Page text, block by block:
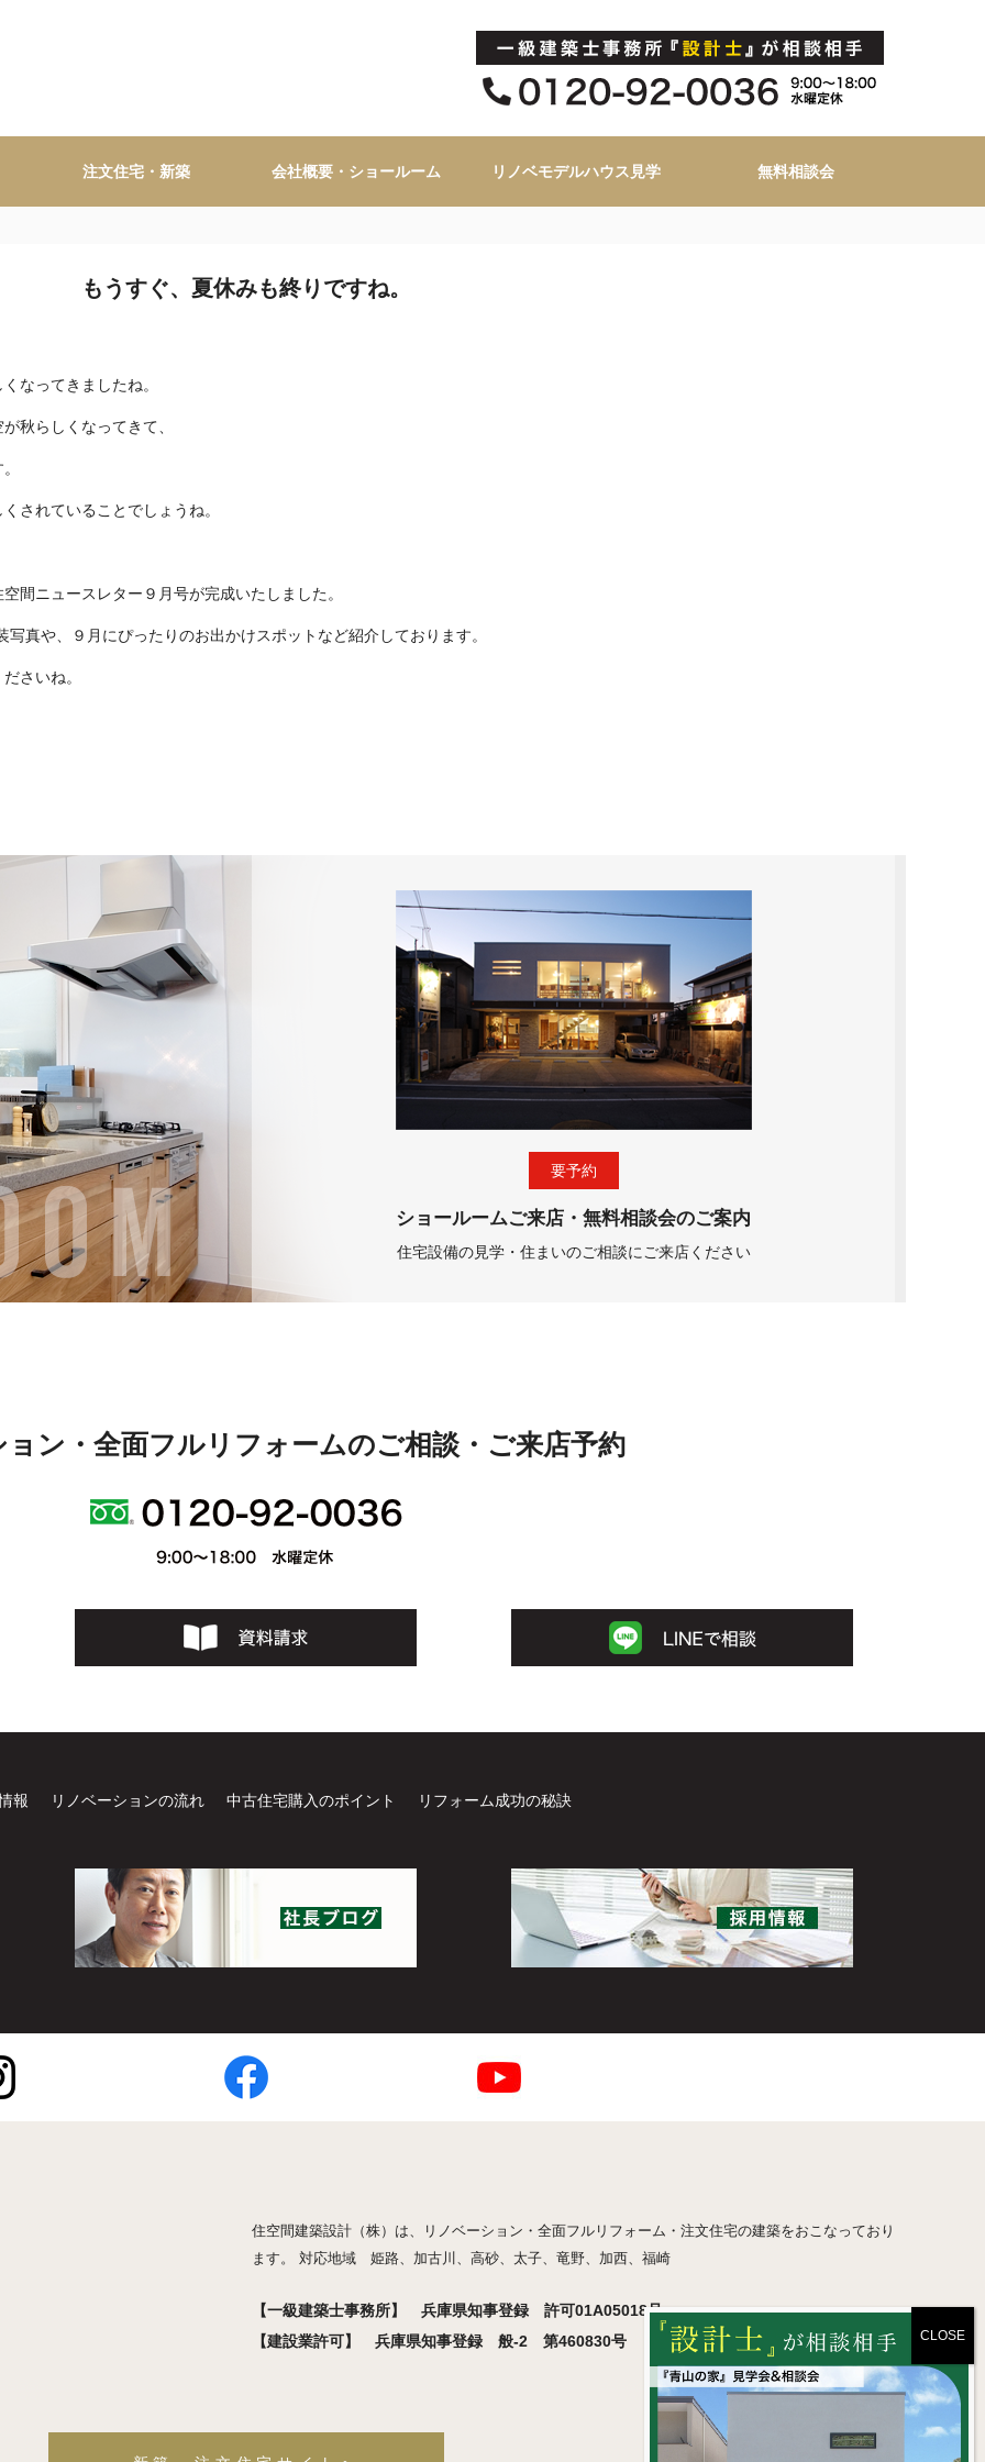
注文住宅・新築 会社概要・ショールーム リノベモデルハウス見学 無料相談会
もうすぐ、夏休みも終りですね。
なってきましたね。
秋らしくなってきて、
されていることでしょうね。
間ニュースレター９月号が完成いたしました。
真や、９月にぴったりのお出かけスポットなど紹介しております。
さいね。
要予約
ショールームご来店・無料相談会のご案内
住宅設備の見学・住まいのご相談にご来店ください
ン・全面フルリフォームのご相談・ご来店予約
報 リノベーションの流れ 中古住宅購入のポイント リフォーム成功の秘訣
住空間建築設計（株）は、リノベーション・全面フルリフォーム・注文住宅の建築をおこなっており
ます。 対応地域 姫路、加古川、高砂、太子、竜野、加西、福崎
【一級建築士事務所】 兵庫県知事登録 許可01A05018号
【建設業許可】 兵庫県知事登録 般-2 第460830号